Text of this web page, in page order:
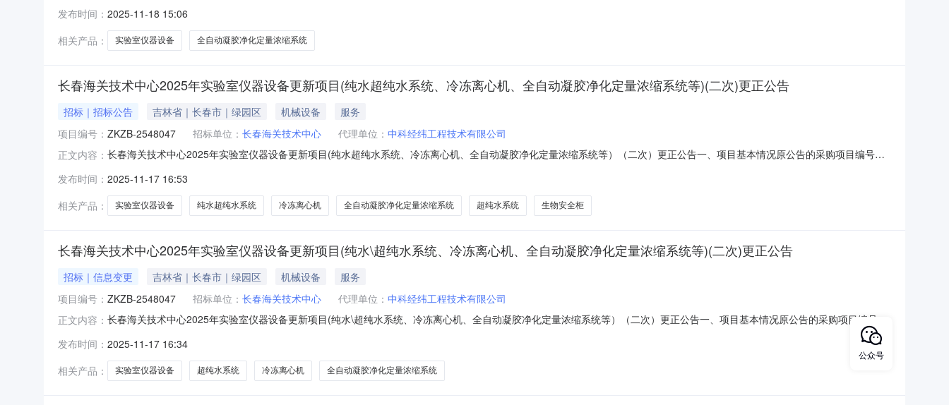
供应商：北京瀚圣科技发展有限公司供应商地址：北京市怀柔区融城北路10号院1号楼8层822供应商联络电话：15910377250五、合同主要信息标的名称：全自动凝胶净化定量浓
发布时间： 2025-11-18 15:06
相关产品：
实验室仪器设备 全自动凝胶净化定量浓缩系统
长春海关技术中心2025年实验室仪器设备更新项目(纯水超纯水系统、冷冻离心机、全自动凝胶净化定量浓缩系统等)(二次)更正公告
招标｜招标公告 吉林省｜长春市｜绿园区 机械设备
服务
项目编号： ZKZB-2548047 招标单位： 长春海关技术中心 代理单位： 中科经纬工程技术有限公司
正文内容： 长春海关技术中心2025年实验室仪器设备更新项目(纯水超纯水系统、冷冻离心机、全自动凝胶净化定量浓缩系统等）（二次）更正公告一、项目基本情况原公告的采购项目编号：
次公告日期：2025年11月5日二、更正信息更正事项：采购结果更正内容：原中标结果公告中二标段吉林省领晟商贸有限公司提供的生物安全柜规格型号为BSC1800-TIA2-W，现变
更规格型号
发布时间： 2025-11-17 16:53
相关产品：
实验室仪器设备 纯水超纯水系统 冷冻离心机 全自动凝胶净化定量浓缩系统 超纯水系统 生物安全柜
长春海关技术中心2025年实验室仪器设备更新项目(纯水\超纯水系统、冷冻离心机、全自动凝胶净化定量浓缩系统等)(二次)更正公告
招标｜信息变更 吉林省｜长春市｜绿园区 机械设备
服务
项目编号： ZKZB-2548047 招标单位： 长春海关技术中心 代理单位： 中科经纬工程技术有限公司
正文内容： 长春海关技术中心2025年实验室仪器设备更新项目(纯水\超纯水系统、冷冻离心机、全自动凝胶净化定量浓缩系统等）（二次）更正公告一、项目基本情况原公告的采购项目编号：
ZKZB-2548047原公告的采购项目名称：长春海关技术中心2025年实验室仪器设备更新项目(纯水\超纯水系统、冷冻离心机、全自动凝胶净化定量浓缩系统等）（二次）首次公告日
期：2025年11月05日二、更正信息更正事项：采购结果更正内容：原中标结果公告中二标段吉林省领晟商贸有限公司提供的生物安全柜规格型号为BSC1800-TIA2-W，现变更规格
型号为
发布时间： 2025-11-17 16:34
相关产品：
实验室仪器设备 超纯水系统 冷冻离心机 全自动凝胶净化定量浓缩系统
公众号